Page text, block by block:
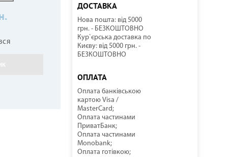
ДОСТАВКА
Нова пошта: від 5000
грн. - БЕЗКОШТОВНО
Кур`єрська доставка по
Києву: від 5000 грн. -
БЕЗКОШТОВНО
ОПЛАТА
Оплата банківською
картою Visa /
MasterCard;
Оплата частинами
ПриватБанк;
Оплата частинами
Monobank;
Оплата готівкою;